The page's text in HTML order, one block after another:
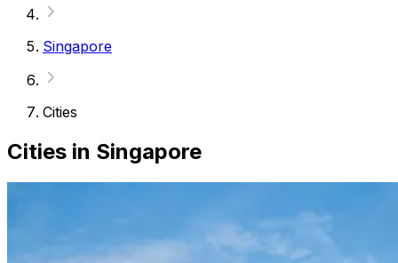
Singapore
Cities
Cities in Singapore